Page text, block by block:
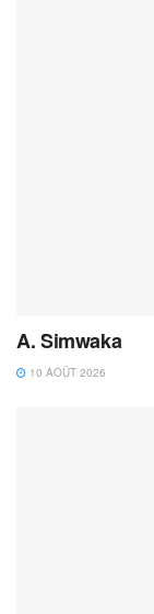
A. Simwaka
10 AOÛT 2026